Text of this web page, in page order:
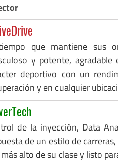
que mantiene sus
y potente,
deportivo con un
y en cualquier
de la inyección, Data
de un estilo de
alto de su clase y listo